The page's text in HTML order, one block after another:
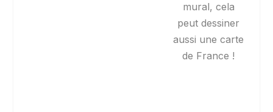
mural, cela
peut dessiner
aussi une carte
de France !